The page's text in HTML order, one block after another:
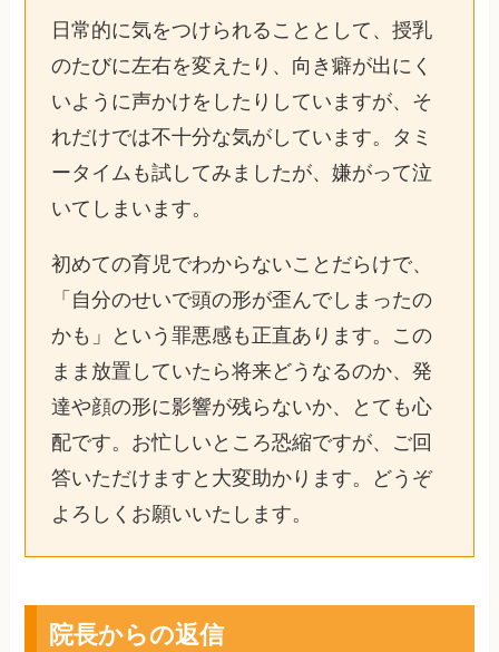
日常的に気をつけられることとして、授乳
のたびに左右を変えたり、向き癖が出にく
いように声かけをしたりしていますが、そ
れだけでは不十分な気がしています。タミ
ータイムも試してみましたが、嫌がって泣
いてしまいます。
初めての育児でわからないことだらけで、
「自分のせいで頭の形が歪んでしまったの
かも」という罪悪感も正直あります。この
まま放置していたら将来どうなるのか、発
達や顔の形に影響が残らないか、とても心
配です。お忙しいところ恐縮ですが、ご回
答いただけますと大変助かります。どうぞ
よろしくお願いいたします。
院長からの返信